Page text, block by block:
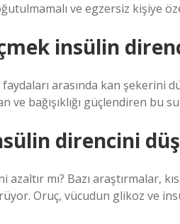
ve egzersiz kişiye
insülin
arasında kan şekerini
ve bağışıklığı güçlendiren bu
direncini
azaltır mı? Bazı
Oruç, vücudun glikoz ve